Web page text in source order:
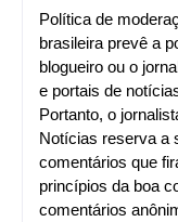
Política de
brasileira prevê a
blogueiro ou o
e portais de
Portanto, o
Notícias reserva a
comentários que
princípios da boa
comentários